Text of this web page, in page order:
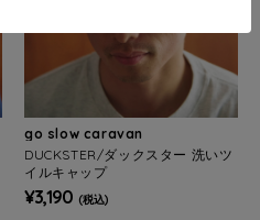
go slow caravan
DUCKSTER/ダックスター 洗いツ
イルキャップ
¥3,190 (税込)